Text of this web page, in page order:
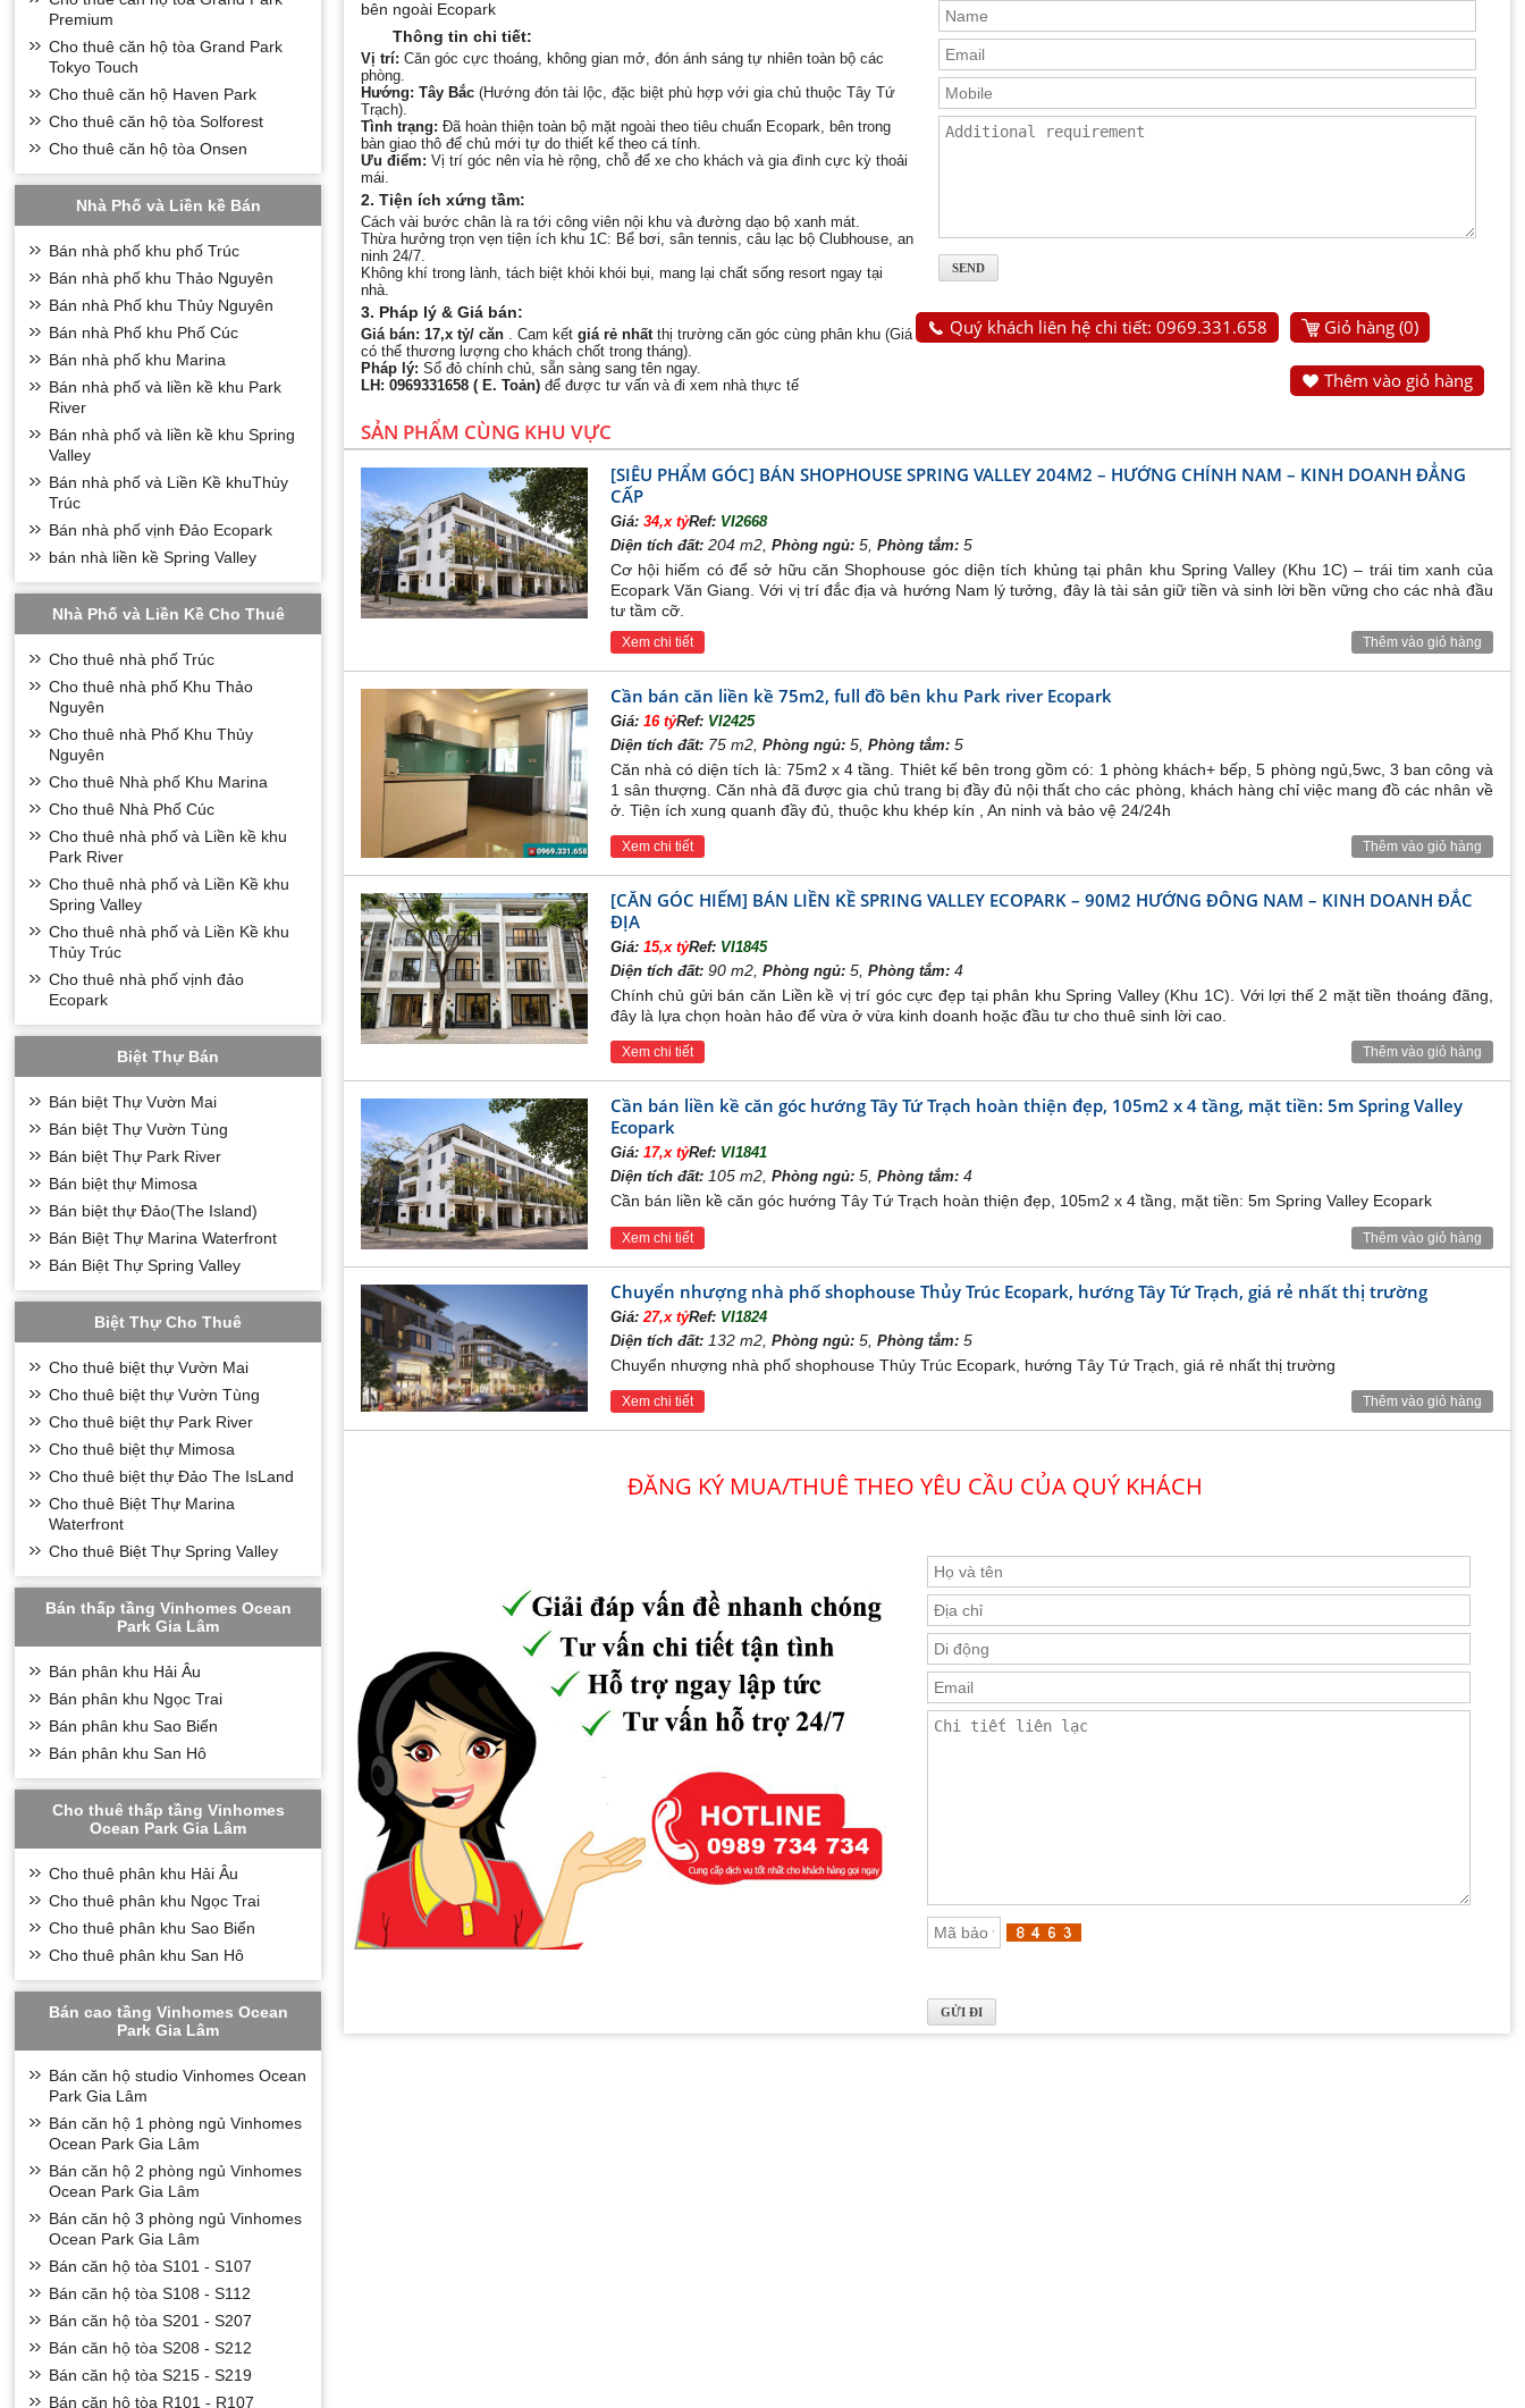
bên ngoài Ecopark
Thông tin chi tiết:
Vị trí: Căn góc cực thoáng, không gian mở, đón ánh sáng tự nhiên toàn bộ các
phòng.
Hướng: Tây Bắc (Hướng đón tài lộc, đặc biệt phù hợp với gia chủ thuộc Tây Tứ
Trạch).
Tình trạng: Đã hoàn thiện toàn bộ mặt ngoài theo tiêu chuẩn Ecopark, bên trong
bàn giao thô để chủ mới tự do thiết kế theo cá tính.
Ưu điểm: Vị trí góc nên vỉa hè rộng, chỗ để xe cho khách và gia đình cực kỳ thoải
mái.
2. Tiện ích xứng tầm:
Cách vài bước chân là ra tới công viên nội khu và đường dạo bộ xanh mát.
Thừa hưởng trọn vẹn tiện ích khu 1C: Bể bơi, sân tennis, câu lạc bộ Clubhouse, an
ninh 24/7.
Không khí trong lành, tách biệt khỏi khói bụi, mang lại chất sống resort ngay tại
nhà.
3. Pháp lý & Giá bán:
Giá bán: 17,x tỷ/ căn . Cam kếtgiá rẻ nhất thị trường căn góc cùng phân khu (Giá
có thể thương lượng cho khách chốt trong tháng).
Pháp lý: Sổ đỏ chính chủ, sẵn sàng sang tên ngay.
LH: 0969331658 ( E. Toản) để được tư vấn và đi xem nhà thực tế
Quý khách liên hệ chi tiết: 0969.331.658 Giỏ hàng (0)
Thêm vào giỏ hàng
SẢN PHẨM CÙNG KHU VỰC
[SIÊU PHẨM GÓC] BÁN SHOPHOUSE SPRING VALLEY 204M2 – HƯỚNG CHÍNH NAM – KINH DOANH ĐẲNG
CẤP
Giá: 34,x tỷRef: VI2668
Diện tích đất:204 m2, Phòng ngủ:5, Phòng tắm:5
Cơ hội hiếm có để sở hữu căn Shophouse góc diện tích khủng tại phân khu Spring Valley (Khu 1C) – trái tim xanh của
Ecopark Văn Giang. Với vị trí đắc địa và hướng Nam lý tưởng, đây là tài sản giữ tiền và sinh lời bền vững cho các nhà đầu
tư tầm cỡ.
Xem chi tiết Thêm vào giỏ hàng
Cần bán căn liền kề 75m2, full đồ bên khu Park river Ecopark
Giá: 16 tỷRef: VI2425
Diện tích đất:75 m2, Phòng ngủ:5, Phòng tắm:5
Căn nhà có diện tích là: 75m2 x 4 tầng. Thiêt kế bên trong gồm có: 1 phòng khách+ bếp, 5 phòng ngủ,5wc, 3 ban công và
1 sân thượng. Căn nhà đã được gia chủ trang bị đầy đủ nội thất cho các phòng, khách hàng chỉ việc mang đồ các nhân về
ở. Tiện ích xung quanh đầy đủ, thuộc khu khép kín , An ninh và bảo vệ 24/24h
Xem chi tiết Thêm vào giỏ hàng
[CĂN GÓC HIẾM] BÁN LIỀN KỀ SPRING VALLEY ECOPARK – 90M2 HƯỚNG ĐÔNG NAM – KINH DOANH ĐẮC
ĐỊA
Giá: 15,x tỷRef: VI1845
Diện tích đất:90 m2, Phòng ngủ:5, Phòng tắm:4
Chính chủ gửi bán căn Liền kề vị trí góc cực đẹp tại phân khu Spring Valley (Khu 1C). Với lợi thế 2 mặt tiền thoáng đãng,
đây là lựa chọn hoàn hảo để vừa ở vừa kinh doanh hoặc đầu tư cho thuê sinh lời cao.
Xem chi tiết Thêm vào giỏ hàng
Cần bán liền kề căn góc hướng Tây Tứ Trạch hoàn thiện đẹp, 105m2 x 4 tầng, mặt tiền: 5m Spring Valley
Ecopark
Giá: 17,x tỷRef: VI1841
Diện tích đất:105 m2, Phòng ngủ:5, Phòng tắm:4
Cần bán liền kề căn góc hướng Tây Tứ Trạch hoàn thiện đẹp, 105m2 x 4 tầng, mặt tiền: 5m Spring Valley Ecopark
Xem chi tiết Thêm vào giỏ hàng
Chuyển nhượng nhà phố shophouse Thủy Trúc Ecopark, hướng Tây Tứ Trạch, giá rẻ nhất thị trường
Giá:27,x tỷRef: VI1824
Diện tích đất:132 m2, Phòng ngủ:5, Phòng tắm:5
Chuyển nhượng nhà phố shophouse Thủy Trúc Ecopark, hướng Tây Tứ Trạch, giá rẻ nhất thị trường
Xem chi tiết Thêm vào giỏ hàng
ĐĂNG KÝ MUA/THUÊ THEO YÊU CẦU CỦA QUÝ KHÁCH
Premium
Cho thuê căn hộ tòa Grand Park
Tokyo Touch
Cho thuê căn hộ Haven Park
Cho thuê căn hộ tòa Solforest
Cho thuê căn hộ tòa Onsen
Nhà Phố và Liền kề Bán
Bán nhà phố khu phố Trúc
Bán nhà phố khu Thảo Nguyên
Bán nhà Phố khu Thủy Nguyên
Bán nhà Phố khu Phố Cúc
Bán nhà phố khu Marina
Bán nhà phố và liền kề khu Park
River
Bán nhà phố và liền kề khu Spring
Valley
Bán nhà phố và Liền Kề khuThủy
Trúc
Bán nhà phố vịnh Đảo Ecopark
bán nhà liền kề Spring Valley
Nhà Phố và Liền Kề Cho Thuê
Cho thuê nhà phố Trúc
Cho thuê nhà phố Khu Thảo
Nguyên
Cho thuê nhà Phố Khu Thủy
Nguyên
Cho thuê Nhà phố Khu Marina
Cho thuê Nhà Phố Cúc
Cho thuê nhà phố và Liền kề khu
Park River
Cho thuê nhà phố và Liền Kề khu
Spring Valley
Cho thuê nhà phố và Liền Kề khu
Thủy Trúc
Cho thuê nhà phố vịnh đảo
Ecopark
Biệt Thự Bán
Bán biệt Thự Vườn Mai
Bán biệt Thự Vườn Tùng
Bán biệt Thự Park River
Bán biệt thự Mimosa
Bán biệt thự Đảo(The Island)
Bán Biệt Thự Marina Waterfront
Bán Biệt Thự Spring Valley
Biệt Thự Cho Thuê
Cho thuê biệt thự Vườn Mai
Cho thuê biệt thự Vườn Tùng
Cho thuê biệt thự Park River
Cho thuê biệt thự Mimosa
Cho thuê biệt thự Đảo The IsLand
Cho thuê Biệt Thự Marina
Waterfront
Cho thuê Biệt Thự Spring Valley
Bán thấp tầng Vinhomes Ocean
Park Gia Lâm
Bán phân khu Hải Âu
Bán phân khu Ngọc Trai
Bán phân khu Sao Biển
Bán phân khu San Hô
Cho thuê thấp tầng Vinhomes
Ocean Park Gia Lâm
Cho thuê phân khu Hải Âu
Cho thuê phân khu Ngọc Trai
Cho thuê phân khu Sao Biển
Cho thuê phân khu San Hô
Bán cao tầng Vinhomes Ocean
Park Gia Lâm
Bán căn hộ studio Vinhomes Ocean
Park Gia Lâm
Bán căn hộ 1 phòng ngủ Vinhomes
Ocean Park Gia Lâm
Bán căn hộ 2 phòng ngủ Vinhomes
Ocean Park Gia Lâm
Bán căn hộ 3 phòng ngủ Vinhomes
Ocean Park Gia Lâm
Bán căn hộ tòa S101 - S107
Bán căn hộ tòa S108 - S112
Bán căn hộ tòa S201 - S207
Bán căn hộ tòa S208 - S212
Bán căn hộ tòa S215 - S219
Bán căn hộ tòa R101 - R107